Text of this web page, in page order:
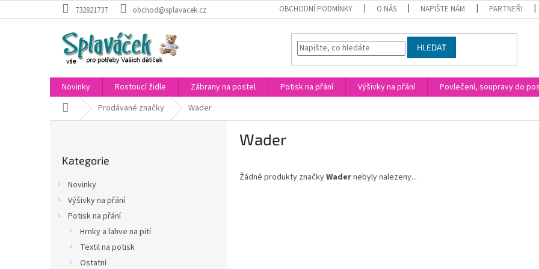
na
732821737 obchod@splavacek.cz OBCHODNÍ PODMÍNKY O NÁS NAPIŠTE NÁM PARTNEŘI
HLEDAT
Novinky Rostoucí židle Zábrany na postel Potisk na přání Výšivky na přání Povlečení, soupravy do
Domů Prodávané značky Wader
kategorie
Kategorie
Novinky
Výšivky na přání
Potisk na přání
Hrnky a lahve na pití
Textil na potisk
Ostatní
Wader
Žádné produkty značkyWadernebyly nalezeny...